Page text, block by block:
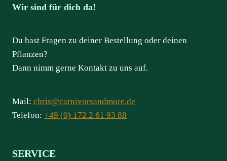
Wir sind für dich da!
Du hast Fragen zu deiner Bestellung oder deinen
Pflanzen?
Dann nimm gerne Kontakt zu uns auf.
Mail: chris@carnivorsandmore.de
Telefon: +49 (0) 172 2 61 93 88
SERVICE